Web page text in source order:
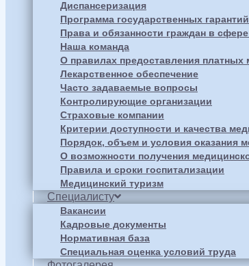
Диспансеризация
Программа государственных гарантий
Права и обязанности граждан в
Наша команда
О правилах предоставления платных
Лекарственное обеспечение
Часто задаваемые вопросы
Контролирующие организации
Страховые компании
Критерии доступности и качества
Порядок, объем и условия оказания
О возможности получения
Правила и сроки госпитализации
Медицинский туризм
Специалисту
Вакансии
Кадровые документы
Нормативная база
Специальная оценка условий труда